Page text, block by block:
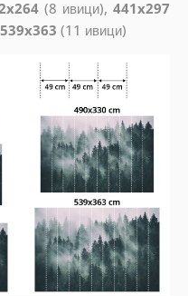
(8 ивици),441x297
539x363 (11 ивици)